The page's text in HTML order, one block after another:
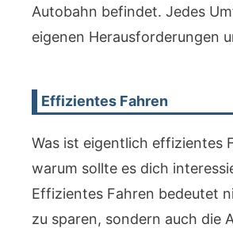
Autobahn befindet. Jedes
eigenen Herausforderungen
Effizientes Fahren
Was ist eigentlich effizientes
warum sollte es dich
Effizientes Fahren bedeutet
zu sparen, sondern auch die